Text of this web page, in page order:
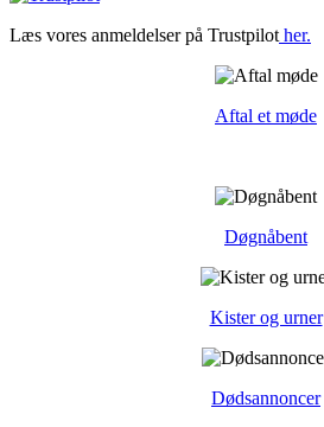
Læs vores anmeldelser på Trustpilot her.
Aftal et møde
Døgnåbent
Kister og urner
Dødsannoncer